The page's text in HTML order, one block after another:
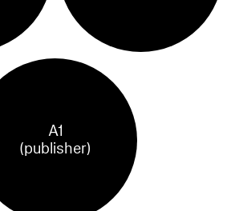
A1
(publisher)